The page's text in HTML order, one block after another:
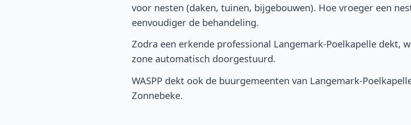
voor nesten (daken, tuinen, bijgebouwen). Hoe vroeger een
eenvoudiger de behandeling.
Zodra een erkende professional Langemark-Poelkapelle dekt,
zone automatisch doorgestuurd.
WASPP dekt ook de buurgemeenten van Langemark-
Zonnebeke.